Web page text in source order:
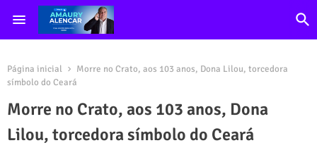
Página inicial
Morre no Crato, aos 103 anos, Dona Lilou, torcedora
símbolo do Ceará
Morre no Crato, aos 103 anos, Dona
Lilou, torcedora símbolo do Ceará